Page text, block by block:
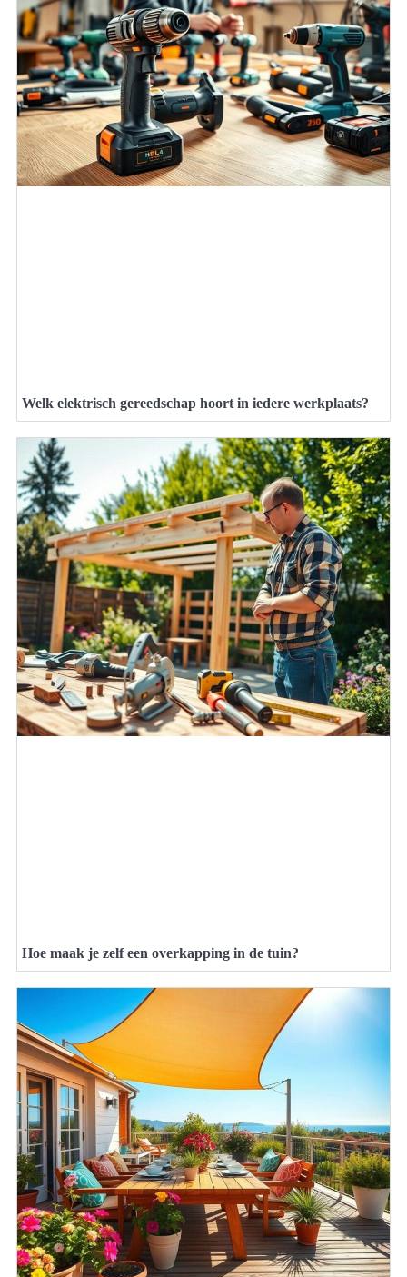
Welk elektrisch gereedschap hoort in iedere werkplaats?
Hoe maak je zelf een overkapping in de tuin?